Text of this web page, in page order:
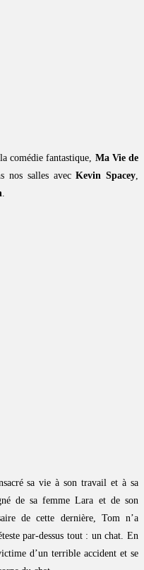
comédie fantastique, Ma Vie de
nos salles avecKevin Spacey,
.
sa vie à son travail et à sa
de sa femme Lara et de son
de cette dernière, Tom n’a
par-dessus tout : un chat. En
d’un terrible accident et se